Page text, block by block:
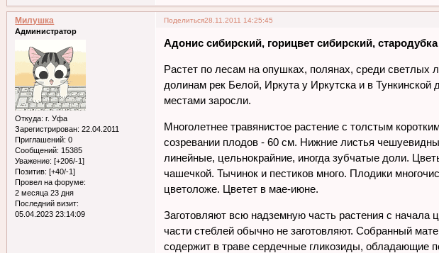
Поделиться28.11.2011 14:25:45
Милушка
Администратор
Откуда: г. Уфа
Зарегистрирован: 22.04.2011
Приглашений: 0
Сообщений: 15385
Уважение: [+206/-1]
Позитив: [+40/-1]
Провел на форуме:
2 месяца 23 дня
Последний визит:
05.04.2023 23:14:09
Адонис сибирский, горицвет сибирский,
Растет по лесам на опушках, полянах, среди светлых
долинам рек Белой, Иркута у Иркутска и в
местами заросли.
Многолетнее травянистое растение с толстым
созревании плодов - 60 см. Нижние листья
линейные, цельнокрайние, иногда зубчатые доли.
чашечкой. Тычинок и пестиков много. Плодики
цветоложе. Цветет в мае-июне.
Заготовляют всю надземную часть растения с
части стеблей обычно не заготовляют. Собранный
содержит в траве сердечные гликозиды, обладающие